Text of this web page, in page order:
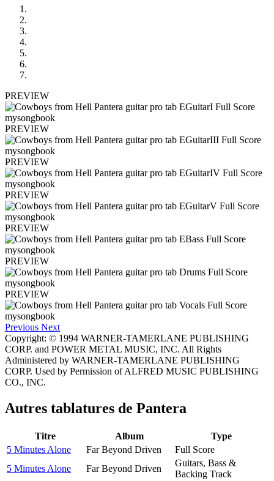
PREVIEW
PREVIEW
PREVIEW
PREVIEW
PREVIEW
PREVIEW
PREVIEW
Previous Next
Copyright: © 1994 WARNER-TAMERLANE PUBLISHING
CORP. and POWER METAL MUSIC, INC. All Rights
Administered by WARNER-TAMERLANE PUBLISHING
CORP. Used by Permission of ALFRED MUSIC PUBLISHING
CO., INC.
Autres tablatures de Pantera
Titre Album
Type
5 Minutes Alone
Far Beyond Driven
Full Score
5 Minutes Alone
Far Beyond Driven
Guitars, Bass &
Backing Track